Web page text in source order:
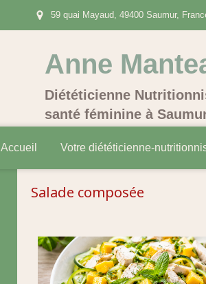
59 quai Mayaud, 49400 Saumur,
Anne
Diététicienne
santé féminine à
Accueil Votre diététicienne-
Salade composée